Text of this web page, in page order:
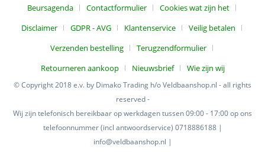
Beursagenda Contactformulier
Cookies wat zijn het
Disclaimer
GDPR - AVG Klantenservice
Veilig betalen
Verzenden bestelling
Terugzendformulier
Retourneren aankoop
Nieuwsbrief Wie zijn wij
© Copyright 2018 e.v. by Dimako Trading h/o Veldbaanshop.nl - all rights
reserved -
Wij zijn telefonisch bereikbaar op werkdagen tussen 09:00 - 17:00 op ons
telefoonnummer (incl antwoordservice) 0718886188 |
info@veldbaanshop.nl |